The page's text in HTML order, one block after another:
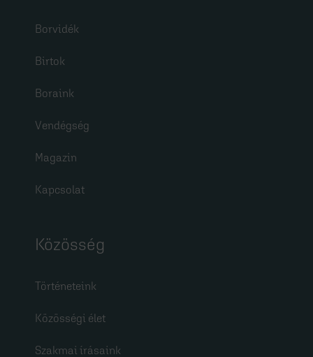
Borvidék
Birtok
Boraink
Vendégség
Magazin
Kapcsolat
Közösség
Történeteink
Közösségi élet
Szakmai írásaink